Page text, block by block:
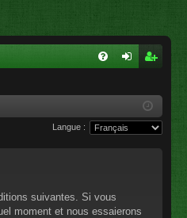
xi
cri
pti
Langue :
suivantes. Si vous
moment et nous essaierons